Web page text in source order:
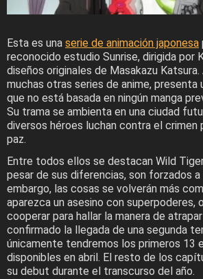
Esta es una serie de animación japonesa
reconocido estudio Sunrise, dirigida por
diseños originales de Masakazu
muchas otras series de anime, presenta
que no está basada en ningún manga
Su trama se ambienta en una ciudad
diversos héroes luchan contra el crimen
paz.
Entre todos ellos se destacan Wild
pesar de sus diferencias, son forzados a
embargo, las cosas se volverán más
aparezca un asesino con superpoderes,
cooperar para hallar la manera de
confirmado la llegada de una segunda
únicamente tendremos los primeros 13
disponibles en abril. El resto de los
su debut durante el transcurso del año.